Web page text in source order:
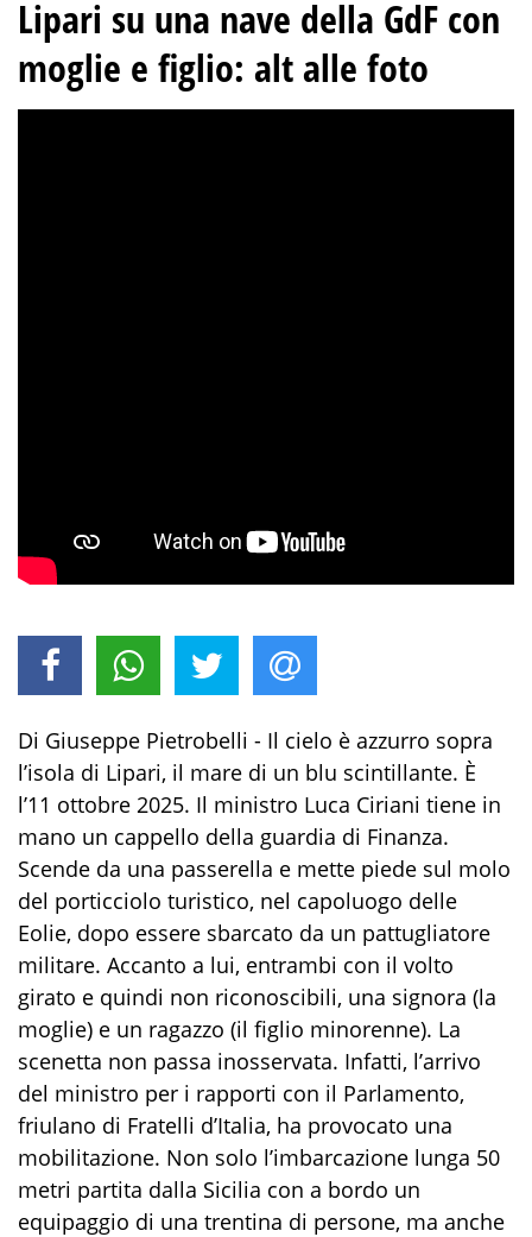
Lipari su una nave della GdF con
moglie e figlio: alt alle foto
Di Giuseppe Pietrobelli - Il cielo è azzurro sopra
l’isola di Lipari, il mare di un blu scintillante. È
l’11 ottobre 2025. Il ministro Luca Ciriani tiene in
mano un cappello della guardia di Finanza.
Scende da una passerella e mette piede sul molo
del porticciolo turistico, nel capoluogo delle
Eolie, dopo essere sbarcato da un pattugliatore
militare. Accanto a lui, entrambi con il volto
girato e quindi non riconoscibili, una signora (la
moglie) e un ragazzo (il figlio minorenne). La
scenetta non passa inosservata. Infatti, l’arrivo
del ministro per i rapporti con il Parlamento,
friulano di Fratelli d’Italia, ha provocato una
mobilitazione. Non solo l’imbarcazione lunga 50
metri partita dalla Sicilia con a bordo un
equipaggio di una trentina di persone, ma anche